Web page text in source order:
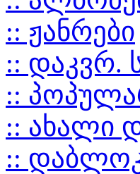
:: ჟანრები
:: დაკვრ.
::
:: ახალი
::